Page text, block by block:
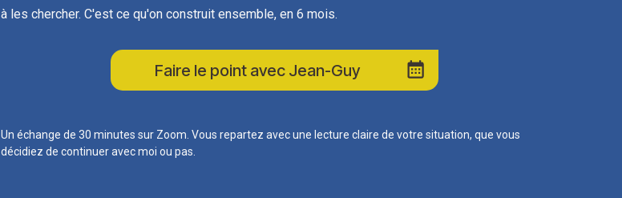
à les chercher. C'est ce qu'on construit ensemble, en 6 mois.
Faire le point avec Jean-Guy
Un échange de 30 minutes sur Zoom. Vous repartez avec une lecture claire de votre situation, que vous
décidiez de continuer avec moi ou pas.